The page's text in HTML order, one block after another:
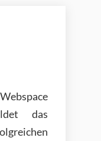
das